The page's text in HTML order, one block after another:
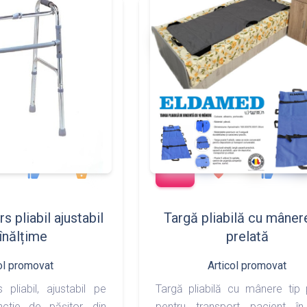
thumb_up shopping_basket
pliabil ajustabil
promovat
pliabil, ajustabil pe
add_shopping_cart 288
favorite
497
thumb_up
Targă pliabilă cu
prelată
Articol promovat
Targă pliabilă cu mânere tip